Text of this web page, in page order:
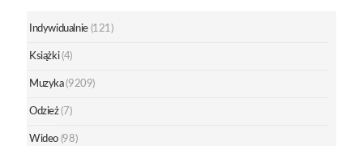
Indywidualnie (121)
Książki (4)
Muzyka (9209)
Odzież (7)
Wideo (98)